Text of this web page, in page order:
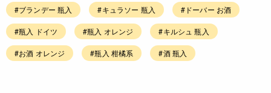
#ブランデー 瓶入 #キュラソー 瓶入 #ドーバー お酒
#瓶入 ドイツ #瓶入 オレンジ #キルシュ 瓶入
#お酒 オレンジ #瓶入 柑橘系 #酒 瓶入